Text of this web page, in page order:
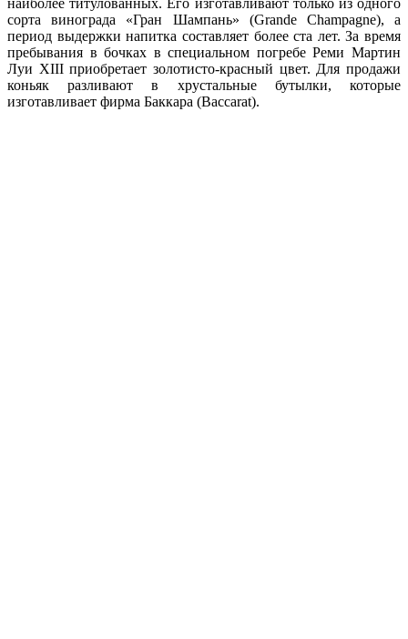
сорта винограда «Гран Шампань» (Grande Champagne), а
период выдержки напитка составляет более ста лет. За время
пребывания в бочках в специальном погребе Реми Мартин
Луи XIII приобретает золотисто-красный цвет. Для продажи
коньяк разливают в хрустальные бутылки, которые
изготавливает фирма Баккара (Baccarat).